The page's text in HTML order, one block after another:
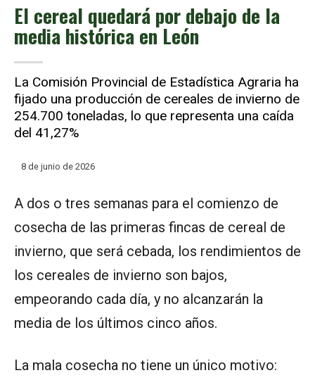
El cereal quedará por debajo de la
media histórica en León
La Comisión Provincial de Estadística Agraria ha
fijado una producción de cereales de invierno de
254.700 toneladas, lo que representa una caída
del 41,27%
8 de junio de 2026
A dos o tres semanas para el comienzo de
cosecha de las primeras fincas de cereal de
invierno, que será cebada, los rendimientos de
los cereales de invierno son bajos,
empeorando cada día, y no alcanzarán la
media de los últimos cinco años.
La mala cosecha no tiene un único motivo: